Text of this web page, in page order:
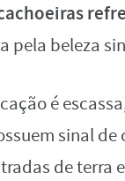
pela beleza
é
sinal de
de terra